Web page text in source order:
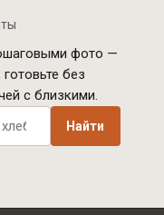
фото —
без
с близкими.
Найти